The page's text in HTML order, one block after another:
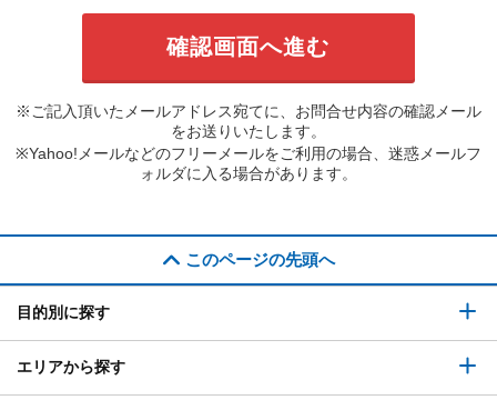
※ご記入頂いたメールアドレス宛てに、お問合せ内容の確認メール
をお送りいたします。
※Yahoo!メールなどのフリーメールをご利用の場合、迷惑メールフ
ォルダに入る場合があります。
このページの先頭へ
目的別に探す
エリアから探す